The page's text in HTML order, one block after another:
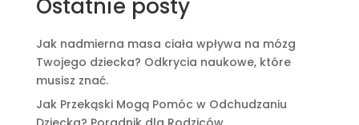
Ostatnie posty
Jak nadmierna masa ciała wpływa na mózg
Twojego dziecka? Odkrycia naukowe, które
musisz znać.
Jak Przekąski Mogą Pomóc w Odchudzaniu